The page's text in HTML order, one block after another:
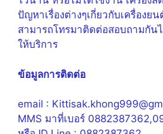
ปัญหาเรื่องต่างๆเกี่ยวกับเครื่องย
สามารถโทรมาติดต่อสอบถามกัน
ให้บริการ
ข้อมูลการติดต่อ
email :
MMS มาที่เบอร์